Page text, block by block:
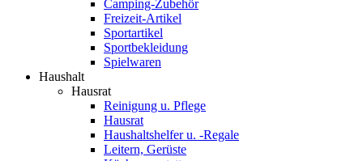
Camping-Zubehör
Freizeit-Artikel
Sportartikel
Sportbekleidung
Spielwaren
Haushalt
Hausrat
Reinigung u. Pflege
Hausrat
Haushaltshelfer u. -Regale
Leitern, Gerüste